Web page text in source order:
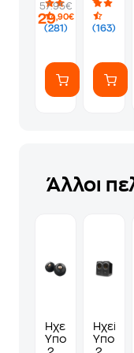
-
Μαύρα
(281)
57.95€
29,90€
(163)
Άλλοι
Ηχεία
Υπολογιστή
Ηχεία